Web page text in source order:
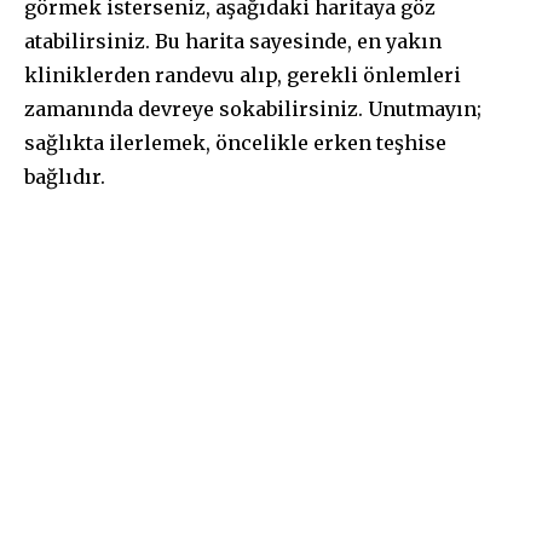
görmek isterseniz, aşağıdaki haritaya göz
atabilirsiniz. Bu harita sayesinde, en yakın
kliniklerden randevu alıp, gerekli önlemleri
zamanında devreye sokabilirsiniz. Unutmayın;
sağlıkta ilerlemek, öncelikle erken teşhise
bağlıdır.